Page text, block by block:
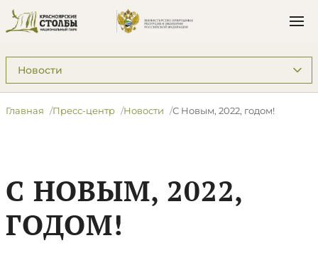
Подразделы: Пресс-центр
Главная Пресс-центр Новости С Новым, 2022, годом!
С НОВЫМ, 2022,
ГОДОМ!